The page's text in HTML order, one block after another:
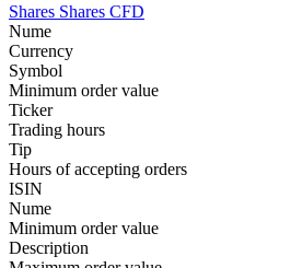
Shares Shares CFD
Nume
Currency
Symbol
Minimum order value
Ticker
Trading hours
Tip
Hours of accepting orders
ISIN
Nume
Minimum order value
Description